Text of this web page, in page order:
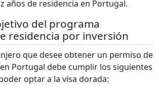
años de residencia en Portugal.
del programa
residencia por inversión
que desee obtener un permiso de
Portugal debe cumplir los siguientes
optar a la visa dorada: